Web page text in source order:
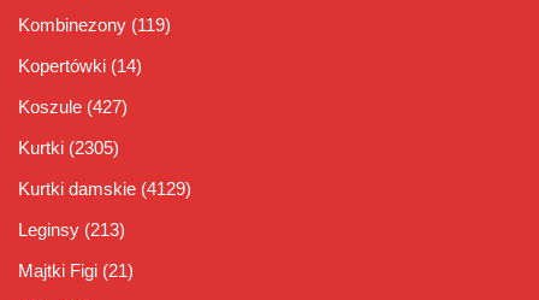
Kombinezony (119)
Kopertówki (14)
Koszule (427)
Kurtki (2305)
Kurtki damskie (4129)
Leginsy (213)
Majtki Figi (21)